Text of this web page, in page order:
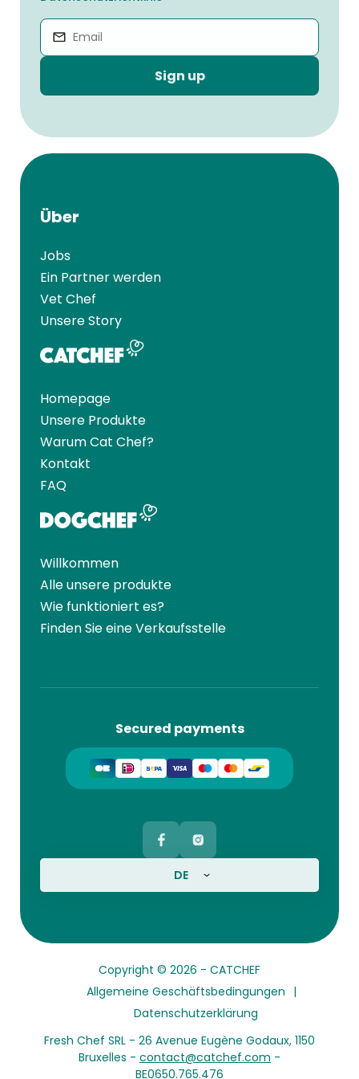
Sign up
Über
Jobs
Ein Partner werden
Vet Chef
Unsere Story
Homepage
Unsere Produkte
Warum Cat Chef?
Kontakt
FAQ
Willkommen
Alle unsere produkte
Wie funktioniert es?
Finden Sie eine Verkaufsstelle
Secured payments
DE
Copyright © 2026 - CATCHEF
Allgemeine Geschäftsbedingungen
Datenschutzerklärung
Fresh Chef SRL - 26 Avenue Eugène Godaux, 1150
Bruxelles - contact@catchef.com -
BE0650.765.476